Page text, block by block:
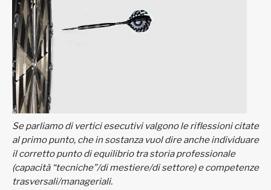
Se parliamo di vertici esecutivi valgono le riflessioni citate
al primo punto, che in sostanza vuol dire anche individuare
il corretto punto di equilibrio tra storia professionale
(capacità “tecniche”/di mestiere/di settore) e competenze
trasversali/manageriali.